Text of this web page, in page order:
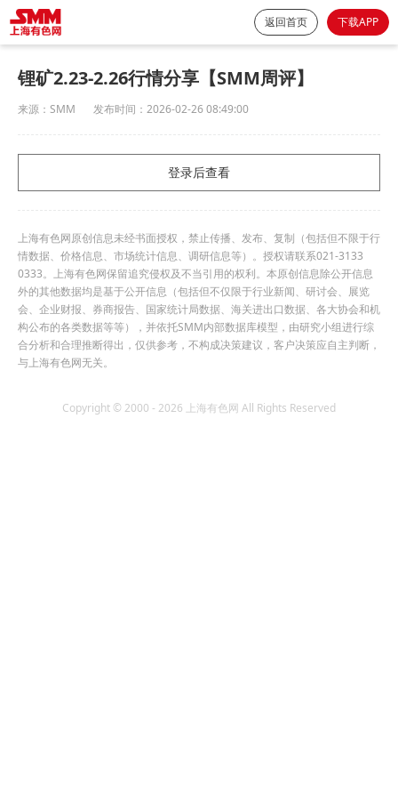
返回首页 下载APP
锂矿2.23-2.26行情分享【SMM周评】
来源： SMM 发布时间： 2026-02-26 08:49:00
登录后查看
上海有色网原创信息未经书面授权，禁止传播、发布、复制（包括但不限于行
情数据、价格信息、市场统计信息、调研信息等）。授权请联系021-3133
0333。上海有色网保留追究侵权及不当引用的权利。本原创信息除公开信息
外的其他数据均是基于公开信息（包括但不仅限于行业新闻、研讨会、展览
会、企业财报、券商报告、国家统计局数据、海关进出口数据、各大协会和机
构公布的各类数据等等），并依托SMM内部数据库模型，由研究小组进行综
合分析和合理推断得出，仅供参考，不构成决策建议，客户决策应自主判断，
与上海有色网无关。
Copyright © 2000 - 2026 上海有色网 All Rights Reserved